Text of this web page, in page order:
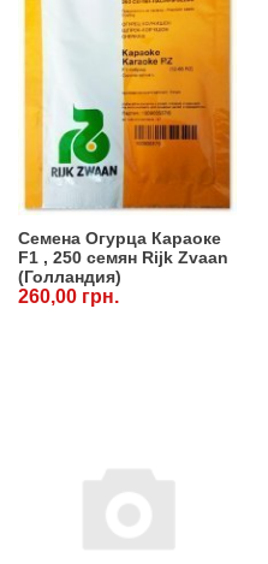
Семена Огурца Караоке
F1 , 250 семян Rijk Zvaan
(Голландия)
260,00 грн.